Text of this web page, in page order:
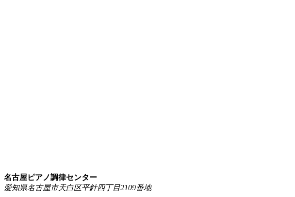
名古屋ピアノ調律センター
愛知県名古屋市天白区平針四丁目2109番地